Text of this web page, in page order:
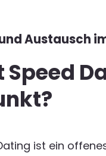
Austausch
Speed
ist ein